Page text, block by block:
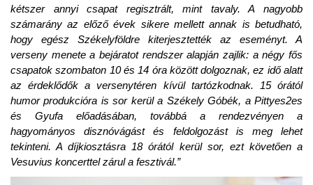
kétszer annyi csapat regisztrált, mint tavaly. A nagyobb
számarány az előző évek sikere mellett annak is betudható,
hogy egész Székelyföldre kiterjesztették az eseményt. A
verseny menete a bejáratot rendszer alapján zajlik: a négy fős
csapatok szombaton 10és 14 óra között dolgoznak, ez idő alatt
az érdeklődők a versenytéren kívül tartózkodnak. 15 órától
humor produkcióra is sor kerül a Székely Góbék, a Pittyes2es
és Gyufa előadásában, továbbá a rendezvényen a
hagyományos disznóvágást és feldolgozást is meg lehet
tekinteni. A díjkiosztásra 18 órától kerül sor, ezt követően a
Vesuvius koncerttel zárul a fesztivál.”